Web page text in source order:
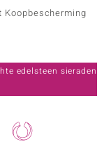
Koopbescherming
edelsteen sieraden